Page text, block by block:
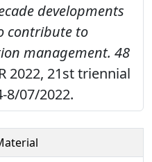
developments
contribute to
management. 48
2022, 21st triennial
8/07/2022.